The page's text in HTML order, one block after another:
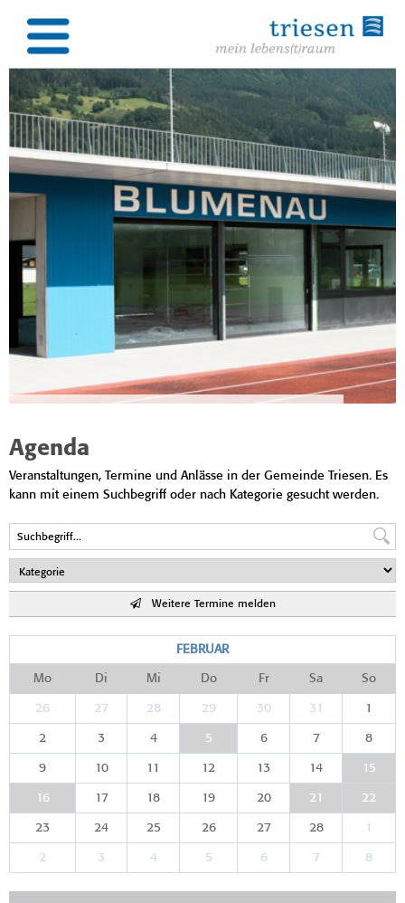
Agenda
Veranstaltungen, Termine und Anlässe in der Gemeinde Triesen. Es
kann mit einem Suchbegriff oder nach Kategorie gesucht werden.
Weitere Termine melden
FEBRUAR
Mo Di Mi Do Fr Sa So
26 27 28 29 30 31 1
2 3 4 5 6 7 8
9 10 11 12 13 14 15
16 17 18 19 20 21 22
23 24 25 26 27 28 1
2 3 4 5 6 7 8